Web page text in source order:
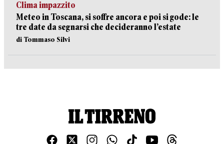
Clima impazzito
Meteo in Toscana, si soffre ancora e poi si gode: le
tre date da segnarsi che decideranno l’estate
di Tommaso Silvi